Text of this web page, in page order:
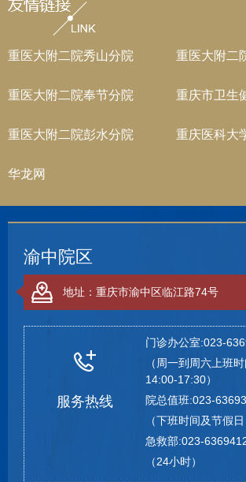
重医大附二院秀山分院 重医大附二
重医大附二院奉节分院 重庆市卫生
重医大附二院彭水分院 重庆医科大
华龙网
渝中院区
地址：重庆市渝中区临江路74号
服务热线
门诊办公室:023-
（周一到周六上班
14:00-17:30）
院总值班:023-
（下班时间及节假日
急救部:023-
（24小时）